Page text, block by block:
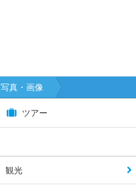
写真・画像
ツアー
観光